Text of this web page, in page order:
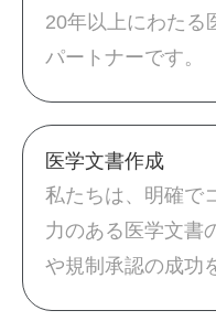
20年以上にわたる
パートナーです。
医学文書作成
私たちは、明確で
力のある医学文書
や規制承認の成功